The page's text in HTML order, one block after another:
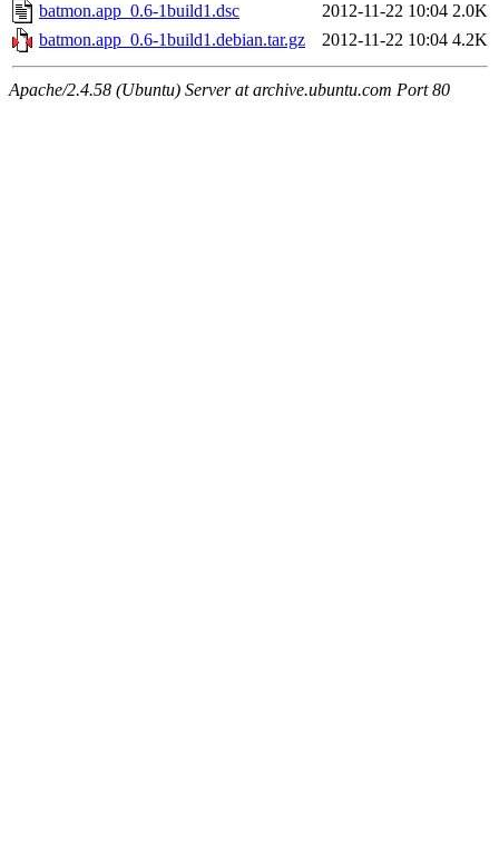
batmon.app_0.6-1build1.dsc
2012-11-22 10:04 2.0K
batmon.app_0.6-1build1.debian.tar.gz
2012-11-22 10:04 4.2K
Apache/2.4.58 (Ubuntu) Server at archive.ubuntu.com Port 80